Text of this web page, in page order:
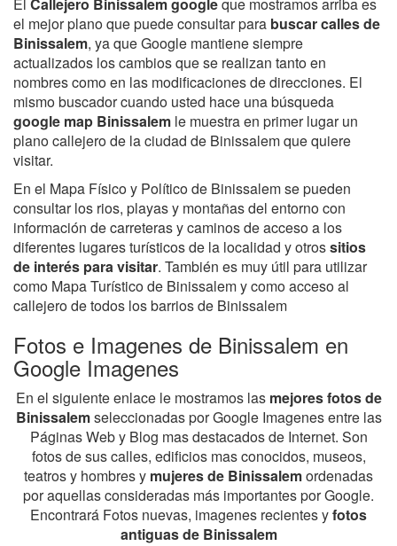
El Callejero Binissalem googleque mostramos arriba es
el mejor plano que puede consultar para buscar calles de
Binissalem, ya que Google mantiene siempre
actualizados los cambios que se realizan tanto en
nombres como en las modificaciones de direcciones. El
mismo buscador cuando usted hace una búsqueda
google map Binissalem le muestra en primer lugar un
plano callejero de la ciudad de Binissalem que quiere
visitar.
En el Mapa Físico y Político de Binissalem se pueden
consultar los rios, playas y montañas del entorno con
información de carreteras y caminos de acceso a los
diferentes lugares turísticos de la localidad y otrossitios
de interés para visitar. También es muy útil para utilizar
como Mapa Turístico de Binissalem y como acceso al
callejero de todos los barrios de Binissalem
Fotos e Imagenes de Binissalem en
Google Imagenes
En el siguiente enlace le mostramos las mejores fotos de
Binissalemseleccionadas por Google Imagenes entre las
Páginas Web y Blog mas destacados de Internet. Son
fotos de sus calles, edificios mas conocidos, museos,
teatros y hombres y mujeres de Binissalemordenadas
por aquellas consideradas más importantes por Google.
Encontrará Fotos nuevas, imagenes recientes yfotos
antiguas de Binissalem